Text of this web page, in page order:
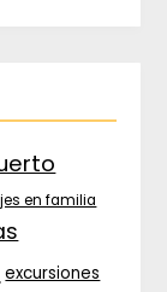
en familia
excursiones